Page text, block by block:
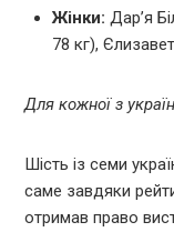
Жінки: Дар’я
78 кг),
Для кожної з
Шість із семи
саме завдяки
отримав право